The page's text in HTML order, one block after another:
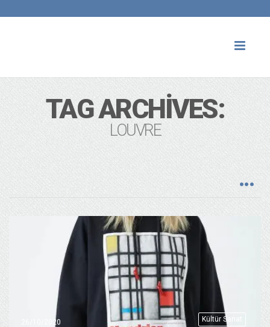
TAG ARCHIVES:
LOUVRE
Kültür Sanat
26/10/2020